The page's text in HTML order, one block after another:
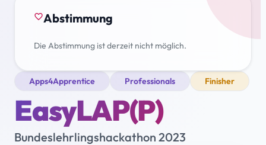
favorite_borderAbstimmung
Die Abstimmung ist derzeit nicht möglich.
Apps4Apprentice Professionals Finisher
EasyLAP(P)
Bundeslehrlingshackathon 2023